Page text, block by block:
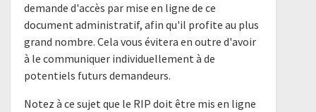
demande d'accès par mise en ligne de ce
document administratif, afin qu'il profite au plus
grand nombre. Cela vous évitera en outre d'avoir
à le communiquer individuellement à de
potentiels futurs demandeurs.
Notez à ce sujet que le RIP doit être mis en ligne